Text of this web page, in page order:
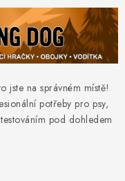
jste na správném místě!
potřeby pro psy,
pod dohledem